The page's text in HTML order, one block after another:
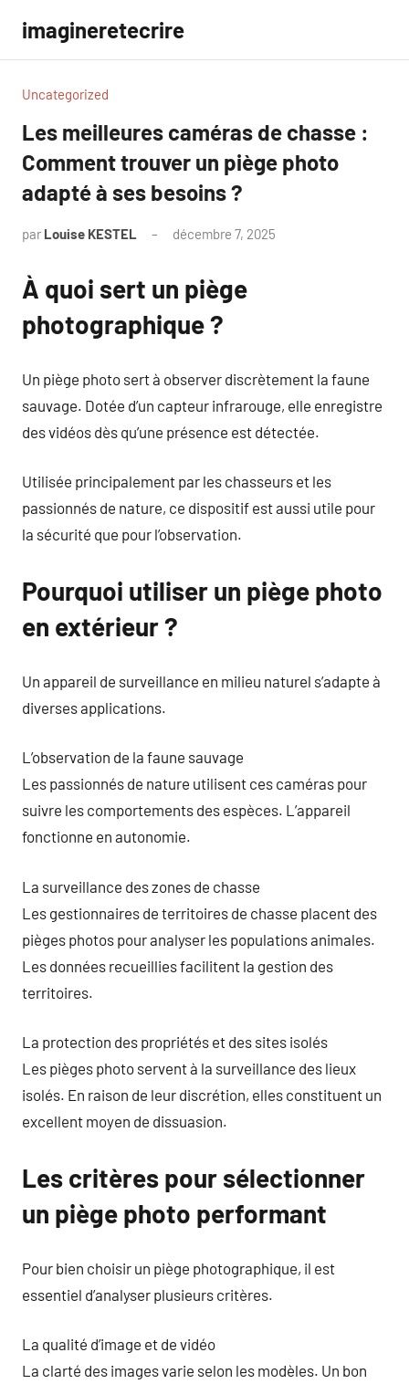
contenu
imagineretecrire
Uncategorized
Les meilleures caméras de chasse :
Comment trouver un piège photo
adapté à ses besoins ?
par Louise KESTEL décembre 7, 2025
À quoi sert un piège
photographique ?
Un piège photo sert à observer discrètement la faune
sauvage. Dotée d’un capteur infrarouge, elle enregistre
des vidéos dès qu’une présence est détectée.
Utilisée principalement par les chasseurs et les
passionnés de nature, ce dispositif est aussi utile pour
la sécurité que pour l’observation.
Pourquoi utiliser un piège photo
en extérieur ?
Un appareil de surveillance en milieu naturel s’adapte à
diverses applications.
L’observation de la faune sauvage
Les passionnés de nature utilisent ces caméras pour
suivre les comportements des espèces. L’appareil
fonctionne en autonomie.
La surveillance des zones de chasse
Les gestionnaires de territoires de chasse placent des
pièges photos pour analyser les populations animales.
Les données recueillies facilitent la gestion des
territoires.
La protection des propriétés et des sites isolés
Les pièges photo servent à la surveillance des lieux
isolés. En raison de leur discrétion, elles constituent un
excellent moyen de dissuasion.
Les critères pour sélectionner
un piège photo performant
Pour bien choisir un piège photographique, il est
essentiel d’analyser plusieurs critères.
La qualité d’image et de vidéo
La clarté des images varie selon les modèles. Un bon